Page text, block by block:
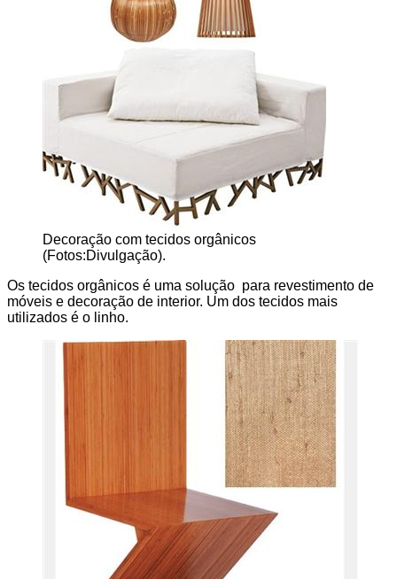
Decoração com tecidos orgânicos
(Fotos:Divulgação).
Os tecidos orgânicos é uma solução para revestimento de
móveis e decoração de interior. Um dos tecidos mais
utilizados é o linho.